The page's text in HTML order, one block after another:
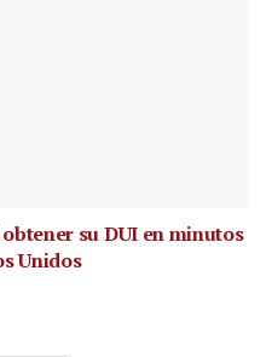
su DUI en minutos
Unidos